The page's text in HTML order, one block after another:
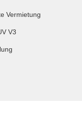
Vermietung
V3